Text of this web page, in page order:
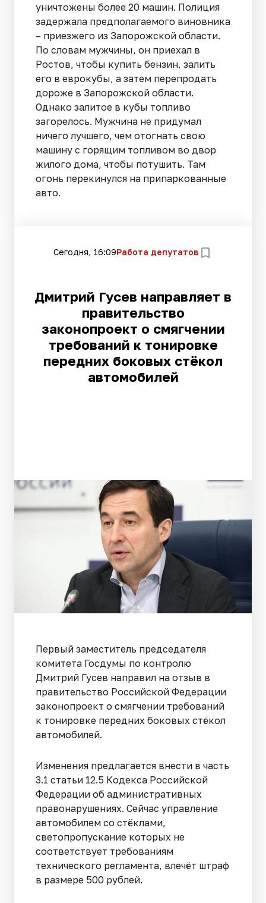
уничтожены более 20 машин. Полиция
задержала предполагаемого виновника
– приезжего из Запорожской области.
По словам мужчины, он приехал в
Ростов, чтобы купить бензин, залить
его в еврокубы, а затем перепродать
дороже в Запорожской области.
Однако залитое в кубы топливо
загорелось. Мужчина не придумал
ничего лучшего, чем отогнать свою
машину с горящим топливом во двор
жилого дома, чтобы потушить. Там
огонь перекинулся на припаркованные
авто.
Сегодня, 16:09Работа депутатов
Дмитрий Гусев направляет в
правительство
законопроект о смягчении
требований к тонировке
передних боковых стёкол
автомобилей
Первый заместитель председателя
комитета Госдумы по контролю
Дмитрий Гусев направил на отзыв в
правительство Российской Федерации
законопроект о смягчении требований
к тонировке передних боковых стёкол
автомобилей.
Изменения предлагается внести в часть
3.1 статьи 12.5 Кодекса Российской
Федерации об административных
правонарушениях. Сейчас управление
автомобилем со стёклами,
светопропускание которых не
соответствует требованиям
технического регламента, влечёт штраф
в размере 500 рублей.